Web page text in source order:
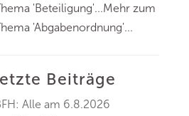
'Beteiligung'...Mehr zum
'Abgabenordnung'...
Beiträge
Alle am 6.8.2026